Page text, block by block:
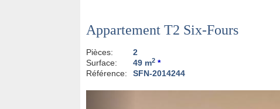
Appartement T2 Six-Fours
Pièces:
2
Surface:
49 m2 *
Référence:
SFN-2014244